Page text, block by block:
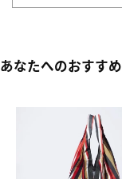
あなたへのおすすめ